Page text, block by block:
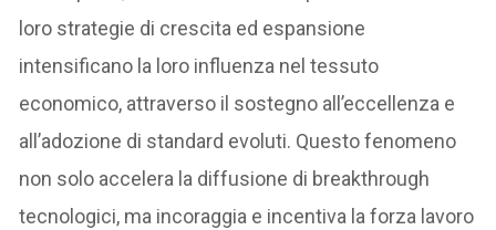
loro strategie di crescita ed espansione
intensificano la loro influenza nel tessuto
economico, attraverso il sostegno all’eccellenza e
all’adozione di standard evoluti. Questo fenomeno
non solo accelera la diffusione di breakthrough
tecnologici, ma incoraggia e incentiva la forza lavoro